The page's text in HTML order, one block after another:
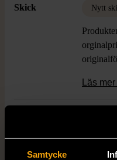
Samtycke
Skick Nytt
Läs